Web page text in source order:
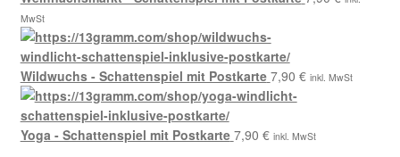
MwSt
Wildwuchs - Schattenspiel mit Postkarte 7,90 € inkl. MwSt
Yoga - Schattenspiel mit Postkarte 7,90 € inkl. MwSt